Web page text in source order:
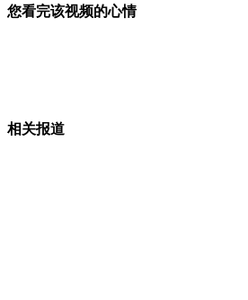
实拍：南非男子被绑警车拖拽身
您看完该视频的心情
相关报道